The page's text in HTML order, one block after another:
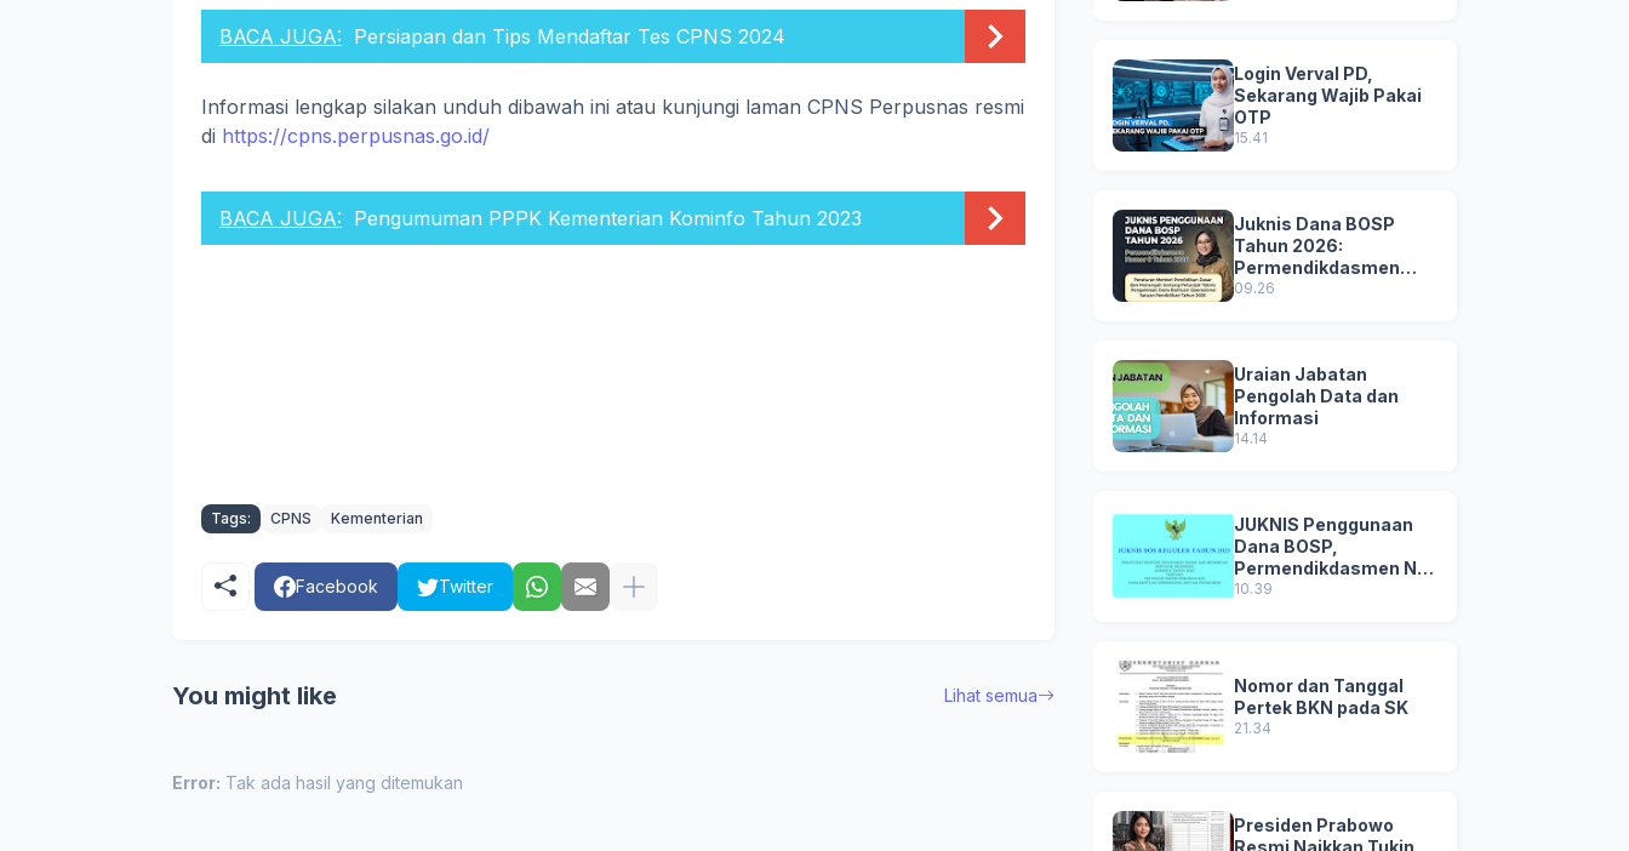
BACA JUGA: Persiapan dan Tips Mendaftar Tes CPNS 2024
Informasi lengkap silakan unduh dibawah ini atau kunjungi laman CPNS Perpusnas resmi
di https://cpns.perpusnas.go.id/
BACA JUGA: Pengumuman PPPK Kementerian Kominfo Tahun 2023
Tags: CPNS Kementerian
Facebook Twitter
You might like Lihat semua
Error: Tak ada hasil yang ditemukan
Login Verval PD,
Sekarang Wajib Pakai
OTP
15.41
Juknis Dana BOSP
Tahun 2026:
Permendikdasmen
Nomor 8 Tahun 2026
09.26
Uraian Jabatan
Pengolah Data dan
Informasi
14.14
JUKNIS Penggunaan
Dana BOSP,
Permendikdasmen No
8 Tahun 2025
10.39
Nomor dan Tanggal
Pertek BKN pada SK
21.34
Presiden Prabowo
Resmi Naikkan Tukin